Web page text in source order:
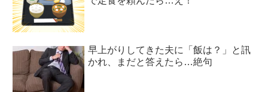
早上がりしてきた夫に「飯は？」と訊
かれ、まだと答えたら…絶句